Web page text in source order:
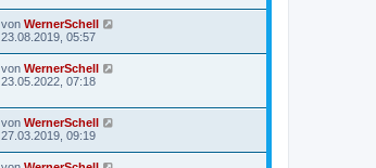
von WernerSchell
23.08.2019, 05:57
von WernerSchell
23.05.2022, 07:18
von WernerSchell
27.03.2019, 09:19